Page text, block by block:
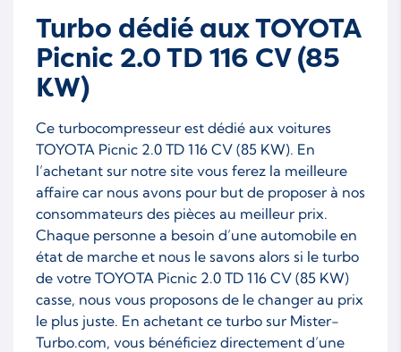
801891 0001
801891 5001
801891 5001S
801891 5002
801891 5003
801891 5003S
801891 5004
801891 5004S
801891 9001W
801891 9002W
801891-0001
801891-0004
801891-1
801891-4
801891-5001S
801891-5002
801891-5002S
Turbo dédié aux TOYOTA
Picnic 2.0 TD 116 CV (85
KW)
Ce turbocompresseur est dédié aux voitures
TOYOTA Picnic 2.0 TD 116 CV (85 KW). En
l’achetant sur notre site vous ferez la meilleure
affaire car nous avons pour but de proposer à nos
consommateurs des pièces au meilleur prix.
Chaque personne a besoin d’une automobile en
état de marche et nous le savons alors si le turbo
de votre TOYOTA Picnic 2.0 TD 116 CV (85 KW)
casse, nous vous proposons de le changer au prix
le plus juste. En achetant ce turbo sur Mister-
Turbo.com, vous bénéficiez directement d’une